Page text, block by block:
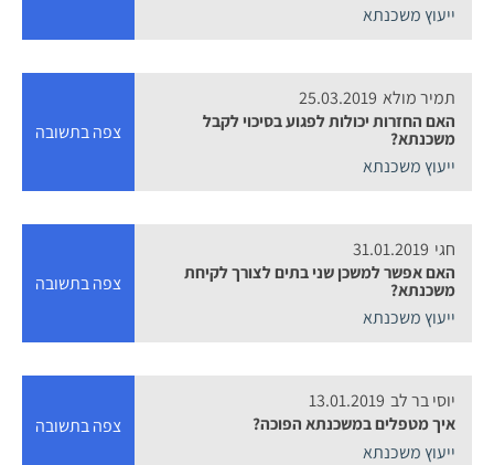
ייעוץ משכנתא
תמיר מולא 25.03.2019
האם החזרות יכולות לפגוע בסיכוי לקבל
משכנתא?
ייעוץ משכנתא
צפה בתשובה
חגי 31.01.2019
האם אפשר למשכן שני בתים לצורך לקיחת
משכנתא?
ייעוץ משכנתא
צפה בתשובה
יוסי בר לב 13.01.2019
איך מטפלים במשכנתא הפוכה?
ייעוץ משכנתא
צפה בתשובה